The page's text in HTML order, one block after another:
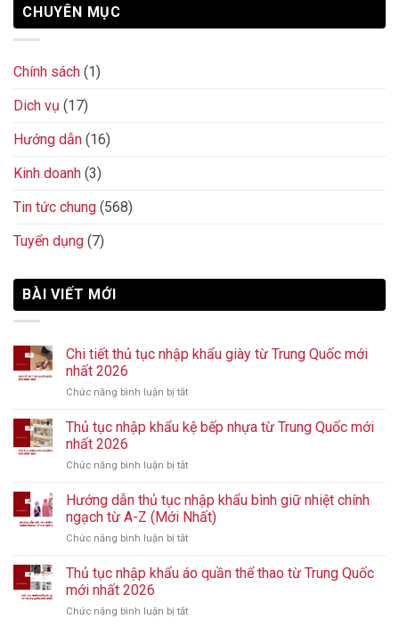
CHUYÊN MỤC
Chính sách (1)
Dich vụ (17)
Hướng dẫn (16)
Kinh doanh (3)
Tin tức chung (568)
Tuyển dụng (7)
BÀI VIẾT MỚI
Chi tiết thủ tục nhập khẩu giày từ Trung Quốc mới
nhất 2026
Chức năng bình luận bị tắt
tiết
thủ
giày
từ
Trung
nhất
Thủ tục nhập khẩu kệ bếp nhựa từ Trung Quốc mới
nhất 2026
Chức năng bình luận bị tắt
tục
nhập
khẩu
nhựa
Hướng dẫn thủ tục nhập khẩu bình giữ nhiệt chính
ngạch từ A-Z (Mới Nhất)
Chức năng bình luận bị tắt
dẫn
Thủ tục nhập khẩu áo quần thể thao từ Trung Quốc
mới nhất 2026
Chức năng bình luận bị tắt